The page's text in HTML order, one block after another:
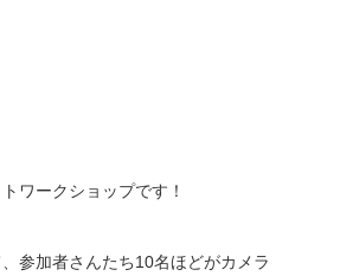
ワークショップです！
参加者さんたち10名ほどがカメラ